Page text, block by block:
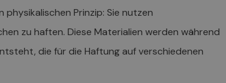
Prinzip: Sie nutzen
zu haften. Diese Materialien werden während
die für die Haftung auf verschiedenen